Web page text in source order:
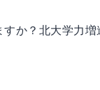
か？北大学力増